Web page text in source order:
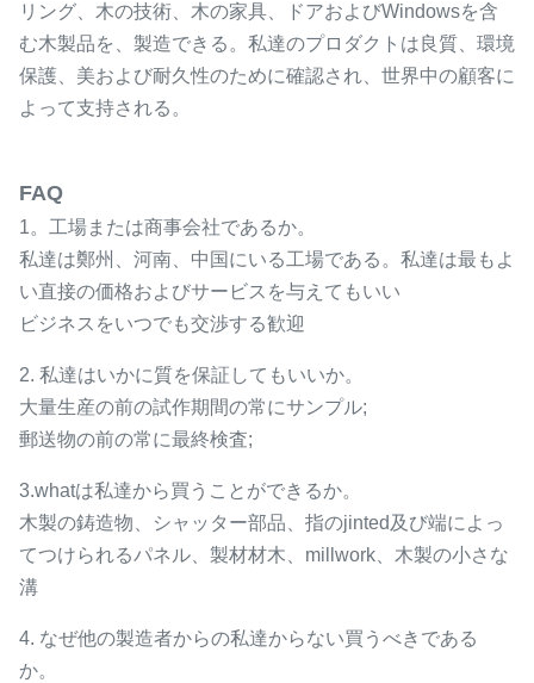
リング、木の技術、木の家具、ドアおよびWindowsを含
む木製品を、製造できる。私達のプロダクトは良質、環境
保護、美および耐久性のために確認され、世界中の顧客に
よって支持される。
FAQ
1。工場または商事会社であるか。
私達は鄭州、河南、中国にいる工場である。私達は最もよ
い直接の価格およびサービスを与えてもいい
ビジネスをいつでも交渉する歓迎
2. 私達はいかに質を保証してもいいか。
大量生産の前の試作期間の常にサンプル;
郵送物の前の常に最終検査;
3.whatは私達から買うことができるか。
木製の鋳造物、シャッター部品、指のjinted及び端によっ
てつけられるパネル、製材材木、millwork、木製の小さな
溝
4. なぜ他の製造者からの私達からない買うべきである
か。